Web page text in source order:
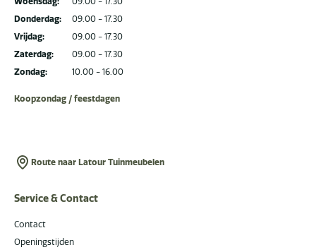
Donderdag:
Vrijdag:
Zaterdag:
Zondag:
09.00 - 17.30
09.00 - 17.30
09.00 - 17.30
10.00 - 16.00
Koopzondag / feestdagen
Route naar Latour Tuinmeubelen
Service & Contact
Contact
Openingstijden